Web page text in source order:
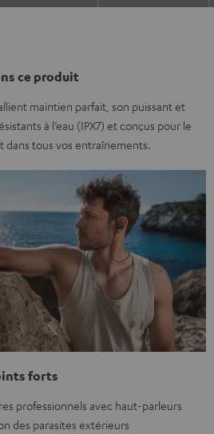
ce produit
allient maintien parfait, son puissant et
à l’eau (IPX7) et conçus pour le
dans tous vos entraînements.
forts
professionnels avec haut-parleurs
des parasites extérieurs